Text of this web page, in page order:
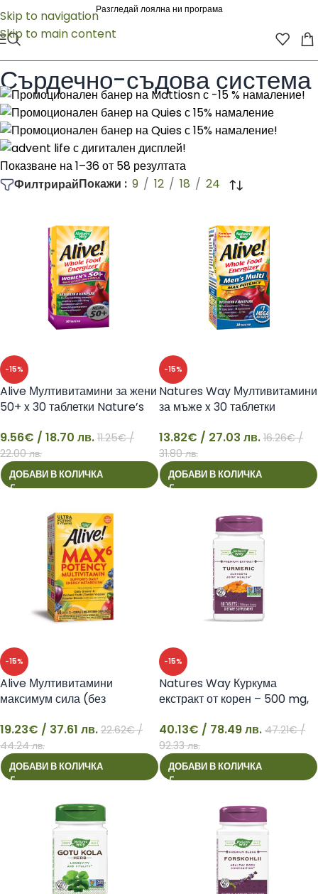
Skip to navigation
Skip to main content
Разгледай лоялна ни програма
Начало/Natures way/По здравно направление
Сърдечно-съдова система
Показване на 1–36 от 58 резултата
ФилтрирайПокажи 9 12 18 24
-15%
9
Alive Мултивитамини за жени
50+ x 30 таблетки Nature’s
9.56€ / 18.70 лв. 11.25€/
22.00 лв.
ДОБАВИ В КОЛИЧКА
-15%
13
Natures Way Мултивитамини
за мъже x 30 таблетки
13.82€ / 27.03 лв. 16.26€/
31.80 лв.
ДОБАВИ В КОЛИЧКА
-15%
19
Alive Мултивитамини
максимум сила (без
капсули Nature’s Way
19.23€ / 37.61 лв. 22.62€/
44.24 лв.
ДОБАВИ В КОЛИЧКА
-15%
40
Natures Way Куркума
екстракт от корен – 500 mg,
40.13€ / 78.49 лв. 47.21€/
92.33 лв.
ДОБАВИ В КОЛИЧКА